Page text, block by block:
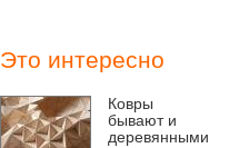
Это интересно
Ковры
бывают и
деревянными